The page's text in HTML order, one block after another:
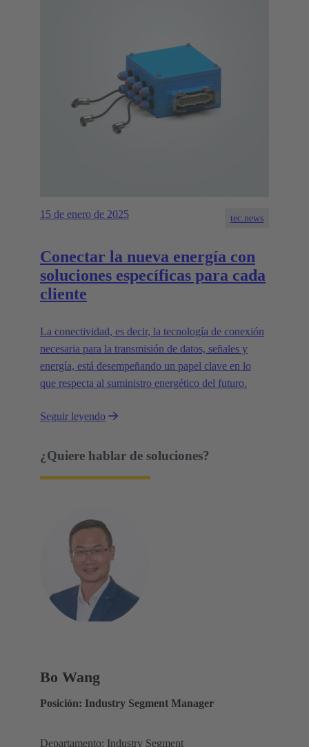
15 de enero de 2025 tec.news
Conectar la nueva energía con
soluciones específicas para cada
cliente
La conectividad, es decir, la tecnología de conexión
necesaria para la transmisión de datos, señales y
energía, está desempeñando un papel clave en lo
que respecta al suministro energético del futuro.
Seguir leyendo
¿Quiere hablar de soluciones?
Bo Wang
Posición: Industry Segment Manager
Departamento: Industry Segment